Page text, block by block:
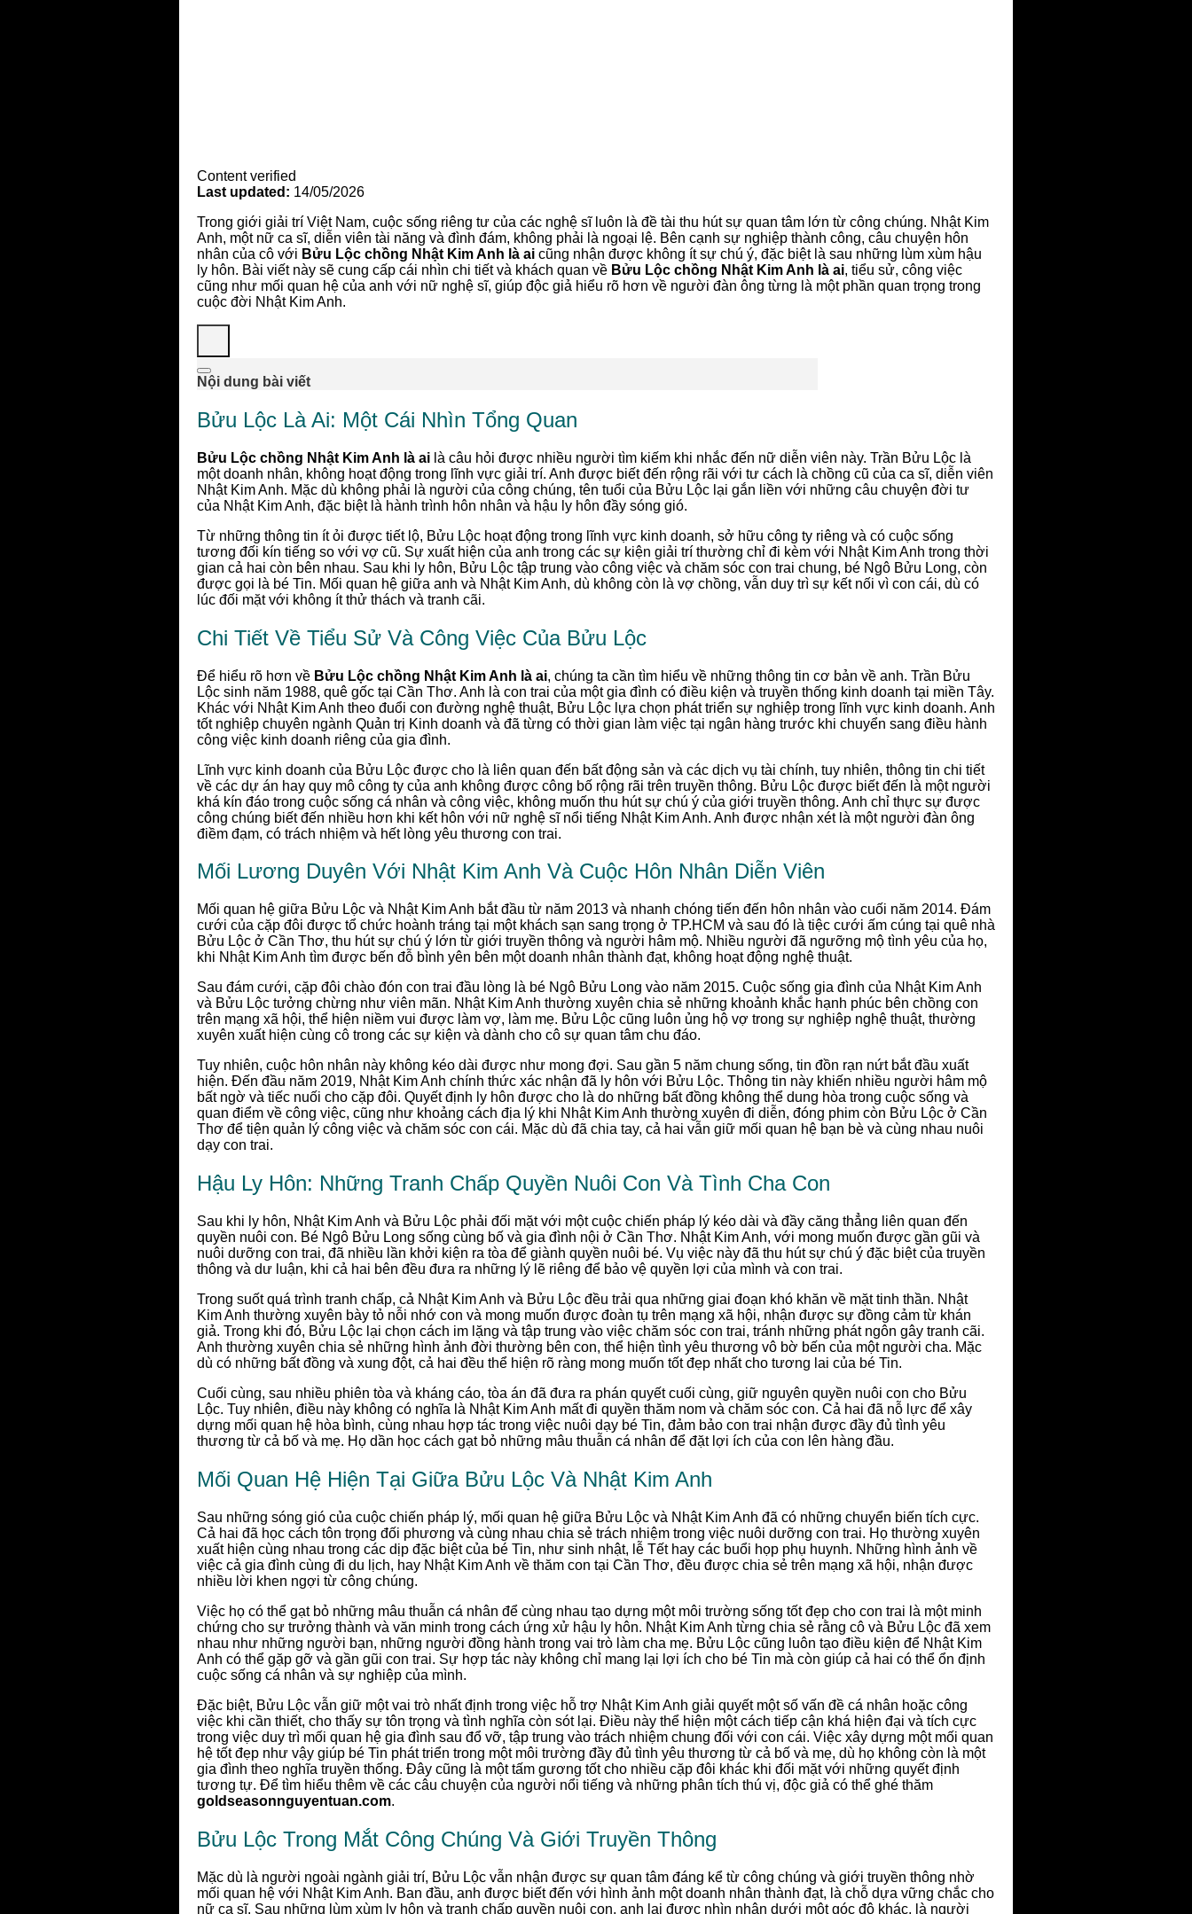
Content verified
Last updated: 14/05/2026
Trong giới giải trí Việt Nam, cuộc sống riêng tư của các nghệ sĩ luôn là đề tài thu hút sự quan tâm lớn từ công chúng. Nhật Kim
Anh, một nữ ca sĩ, diễn viên tài năng và đình đám, không phải là ngoại lệ. Bên cạnh sự nghiệp thành công, câu chuyện hôn
nhân của cô với Bửu Lộc chồng Nhật Kim Anh là ai cũng nhận được không ít sự chú ý, đặc biệt là sau những lùm xùm hậu
ly hôn. Bài viết này sẽ cung cấp cái nhìn chi tiết và khách quan về Bửu Lộc chồng Nhật Kim Anh là ai, tiểu sử, công việc
cũng như mối quan hệ của anh với nữ nghệ sĩ, giúp độc giả hiểu rõ hơn về người đàn ông từng là một phần quan trọng trong
cuộc đời Nhật Kim Anh.
Nội dung bài viết
Bửu Lộc Là Ai: Một Cái Nhìn Tổng Quan
Bửu Lộc chồng Nhật Kim Anh là ai là câu hỏi được nhiều người tìm kiếm khi nhắc đến nữ diễn viên này. Trần Bửu Lộc là
một doanh nhân, không hoạt động trong lĩnh vực giải trí. Anh được biết đến rộng rãi với tư cách là chồng cũ của ca sĩ, diễn viên
Nhật Kim Anh. Mặc dù không phải là người của công chúng, tên tuổi của Bửu Lộc lại gắn liền với những câu chuyện đời tư
của Nhật Kim Anh, đặc biệt là hành trình hôn nhân và hậu ly hôn đầy sóng gió.
Từ những thông tin ít ỏi được tiết lộ, Bửu Lộc hoạt động trong lĩnh vực kinh doanh, sở hữu công ty riêng và có cuộc sống
tương đối kín tiếng so với vợ cũ. Sự xuất hiện của anh trong các sự kiện giải trí thường chỉ đi kèm với Nhật Kim Anh trong thời
gian cả hai còn bên nhau. Sau khi ly hôn, Bửu Lộc tập trung vào công việc và chăm sóc con trai chung, bé Ngô Bửu Long, còn
được gọi là bé Tin. Mối quan hệ giữa anh và Nhật Kim Anh, dù không còn là vợ chồng, vẫn duy trì sự kết nối vì con cái, dù có
lúc đối mặt với không ít thử thách và tranh cãi.
Chi Tiết Về Tiểu Sử Và Công Việc Của Bửu Lộc
Để hiểu rõ hơn về Bửu Lộc chồng Nhật Kim Anh là ai, chúng ta cần tìm hiểu về những thông tin cơ bản về anh. Trần Bửu
Lộc sinh năm 1988, quê gốc tại Cần Thơ. Anh là con trai của một gia đình có điều kiện và truyền thống kinh doanh tại miền Tây.
Khác với Nhật Kim Anh theo đuổi con đường nghệ thuật, Bửu Lộc lựa chọn phát triển sự nghiệp trong lĩnh vực kinh doanh. Anh
tốt nghiệp chuyên ngành Quản trị Kinh doanh và đã từng có thời gian làm việc tại ngân hàng trước khi chuyển sang điều hành
công việc kinh doanh riêng của gia đình.
Lĩnh vực kinh doanh của Bửu Lộc được cho là liên quan đến bất động sản và các dịch vụ tài chính, tuy nhiên, thông tin chi tiết
về các dự án hay quy mô công ty của anh không được công bố rộng rãi trên truyền thông. Bửu Lộc được biết đến là một người
khá kín đáo trong cuộc sống cá nhân và công việc, không muốn thu hút sự chú ý của giới truyền thông. Anh chỉ thực sự được
công chúng biết đến nhiều hơn khi kết hôn với nữ nghệ sĩ nổi tiếng Nhật Kim Anh. Anh được nhận xét là một người đàn ông
điềm đạm, có trách nhiệm và hết lòng yêu thương con trai.
Mối Lương Duyên Với Nhật Kim Anh Và Cuộc Hôn Nhân Diễn Viên
Mối quan hệ giữa Bửu Lộc và Nhật Kim Anh bắt đầu từ năm 2013 và nhanh chóng tiến đến hôn nhân vào cuối năm 2014. Đám
cưới của cặp đôi được tổ chức hoành tráng tại một khách sạn sang trọng ở TP.HCM và sau đó là tiệc cưới ấm cúng tại quê nhà
Bửu Lộc ở Cần Thơ, thu hút sự chú ý lớn từ giới truyền thông và người hâm mộ. Nhiều người đã ngưỡng mộ tình yêu của họ,
khi Nhật Kim Anh tìm được bến đỗ bình yên bên một doanh nhân thành đạt, không hoạt động nghệ thuật.
Sau đám cưới, cặp đôi chào đón con trai đầu lòng là bé Ngô Bửu Long vào năm 2015. Cuộc sống gia đình của Nhật Kim Anh
và Bửu Lộc tưởng chừng như viên mãn. Nhật Kim Anh thường xuyên chia sẻ những khoảnh khắc hạnh phúc bên chồng con
trên mạng xã hội, thể hiện niềm vui được làm vợ, làm mẹ. Bửu Lộc cũng luôn ủng hộ vợ trong sự nghiệp nghệ thuật, thường
xuyên xuất hiện cùng cô trong các sự kiện và dành cho cô sự quan tâm chu đáo.
Tuy nhiên, cuộc hôn nhân này không kéo dài được như mong đợi. Sau gần 5 năm chung sống, tin đồn rạn nứt bắt đầu xuất
hiện. Đến đầu năm 2019, Nhật Kim Anh chính thức xác nhận đã ly hôn với Bửu Lộc. Thông tin này khiến nhiều người hâm mộ
bất ngờ và tiếc nuối cho cặp đôi. Quyết định ly hôn được cho là do những bất đồng không thể dung hòa trong cuộc sống và
quan điểm về công việc, cũng như khoảng cách địa lý khi Nhật Kim Anh thường xuyên đi diễn, đóng phim còn Bửu Lộc ở Cần
Thơ để tiện quản lý công việc và chăm sóc con cái. Mặc dù đã chia tay, cả hai vẫn giữ mối quan hệ bạn bè và cùng nhau nuôi
dạy con trai.
Hậu Ly Hôn: Những Tranh Chấp Quyền Nuôi Con Và Tình Cha Con
Sau khi ly hôn, Nhật Kim Anh và Bửu Lộc phải đối mặt với một cuộc chiến pháp lý kéo dài và đầy căng thẳng liên quan đến
quyền nuôi con. Bé Ngô Bửu Long sống cùng bố và gia đình nội ở Cần Thơ. Nhật Kim Anh, với mong muốn được gần gũi và
nuôi dưỡng con trai, đã nhiều lần khởi kiện ra tòa để giành quyền nuôi bé. Vụ việc này đã thu hút sự chú ý đặc biệt của truyền
thông và dư luận, khi cả hai bên đều đưa ra những lý lẽ riêng để bảo vệ quyền lợi của mình và con trai.
Trong suốt quá trình tranh chấp, cả Nhật Kim Anh và Bửu Lộc đều trải qua những giai đoạn khó khăn về mặt tinh thần. Nhật
Kim Anh thường xuyên bày tỏ nỗi nhớ con và mong muốn được đoàn tụ trên mạng xã hội, nhận được sự đồng cảm từ khán
giả. Trong khi đó, Bửu Lộc lại chọn cách im lặng và tập trung vào việc chăm sóc con trai, tránh những phát ngôn gây tranh cãi.
Anh thường xuyên chia sẻ những hình ảnh đời thường bên con, thể hiện tình yêu thương vô bờ bến của một người cha. Mặc
dù có những bất đồng và xung đột, cả hai đều thể hiện rõ ràng mong muốn tốt đẹp nhất cho tương lai của bé Tin.
Cuối cùng, sau nhiều phiên tòa và kháng cáo, tòa án đã đưa ra phán quyết cuối cùng, giữ nguyên quyền nuôi con cho Bửu
Lộc. Tuy nhiên, điều này không có nghĩa là Nhật Kim Anh mất đi quyền thăm nom và chăm sóc con. Cả hai đã nỗ lực để xây
dựng mối quan hệ hòa bình, cùng nhau hợp tác trong việc nuôi dạy bé Tin, đảm bảo con trai nhận được đầy đủ tình yêu
thương từ cả bố và mẹ. Họ dần học cách gạt bỏ những mâu thuẫn cá nhân để đặt lợi ích của con lên hàng đầu.
Mối Quan Hệ Hiện Tại Giữa Bửu Lộc Và Nhật Kim Anh
Sau những sóng gió của cuộc chiến pháp lý, mối quan hệ giữa Bửu Lộc và Nhật Kim Anh đã có những chuyển biến tích cực.
Cả hai đã học cách tôn trọng đối phương và cùng nhau chia sẻ trách nhiệm trong việc nuôi dưỡng con trai. Họ thường xuyên
xuất hiện cùng nhau trong các dịp đặc biệt của bé Tin, như sinh nhật, lễ Tết hay các buổi họp phụ huynh. Những hình ảnh về
việc cả gia đình cùng đi du lịch, hay Nhật Kim Anh về thăm con tại Cần Thơ, đều được chia sẻ trên mạng xã hội, nhận được
nhiều lời khen ngợi từ công chúng.
Việc họ có thể gạt bỏ những mâu thuẫn cá nhân để cùng nhau tạo dựng một môi trường sống tốt đẹp cho con trai là một minh
chứng cho sự trưởng thành và văn minh trong cách ứng xử hậu ly hôn. Nhật Kim Anh từng chia sẻ rằng cô và Bửu Lộc đã xem
nhau như những người bạn, những người đồng hành trong vai trò làm cha mẹ. Bửu Lộc cũng luôn tạo điều kiện để Nhật Kim
Anh có thể gặp gỡ và gần gũi con trai. Sự hợp tác này không chỉ mang lại lợi ích cho bé Tin mà còn giúp cả hai có thể ổn định
cuộc sống cá nhân và sự nghiệp của mình.
Đặc biệt, Bửu Lộc vẫn giữ một vai trò nhất định trong việc hỗ trợ Nhật Kim Anh giải quyết một số vấn đề cá nhân hoặc công
việc khi cần thiết, cho thấy sự tôn trọng và tình nghĩa còn sót lại. Điều này thể hiện một cách tiếp cận khá hiện đại và tích cực
trong việc duy trì mối quan hệ gia đình sau đổ vỡ, tập trung vào trách nhiệm chung đối với con cái. Việc xây dựng một mối quan
hệ tốt đẹp như vậy giúp bé Tin phát triển trong một môi trường đầy đủ tình yêu thương từ cả bố và mẹ, dù họ không còn là một
gia đình theo nghĩa truyền thống. Đây cũng là một tấm gương tốt cho nhiều cặp đôi khác khi đối mặt với những quyết định
tương tự. Để tìm hiểu thêm về các câu chuyện của người nổi tiếng và những phân tích thú vị, độc giả có thể ghé thăm
goldseasonnguyentuan.com.
Bửu Lộc Trong Mắt Công Chúng Và Giới Truyền Thông
Mặc dù là người ngoài ngành giải trí, Bửu Lộc vẫn nhận được sự quan tâm đáng kể từ công chúng và giới truyền thông nhờ
mối quan hệ với Nhật Kim Anh. Ban đầu, anh được biết đến với hình ảnh một doanh nhân thành đạt, là chỗ dựa vững chắc cho
nữ ca sĩ. Sau những lùm xùm ly hôn và tranh chấp quyền nuôi con, anh lại được nhìn nhận dưới một góc độ khác, là người